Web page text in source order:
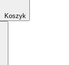
Koszyk